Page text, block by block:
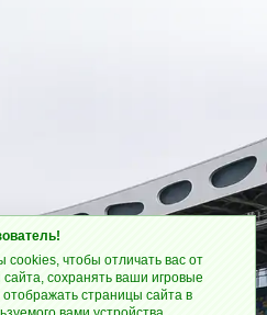
чтобы отличать вас от
сайта, сохранять ваши игровые
страницы сайта в